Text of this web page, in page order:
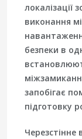
локалізації
виконання
безпеки в
запобігає
підготовку